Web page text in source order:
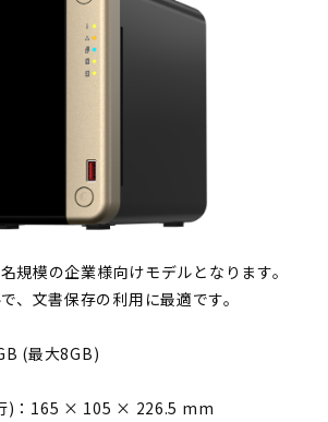
規模の企業様向けモデルとなります。
、文書保存の利用に最適です。
(最大8GB)
)：165 × 105 × 226.5 mm